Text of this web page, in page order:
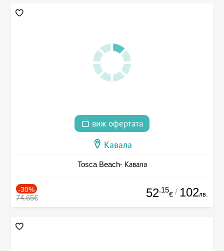
виж офертата
Кавала
Tosca Beach- Кавала
-30%
74.65€ 52.15
€ / 102лв.